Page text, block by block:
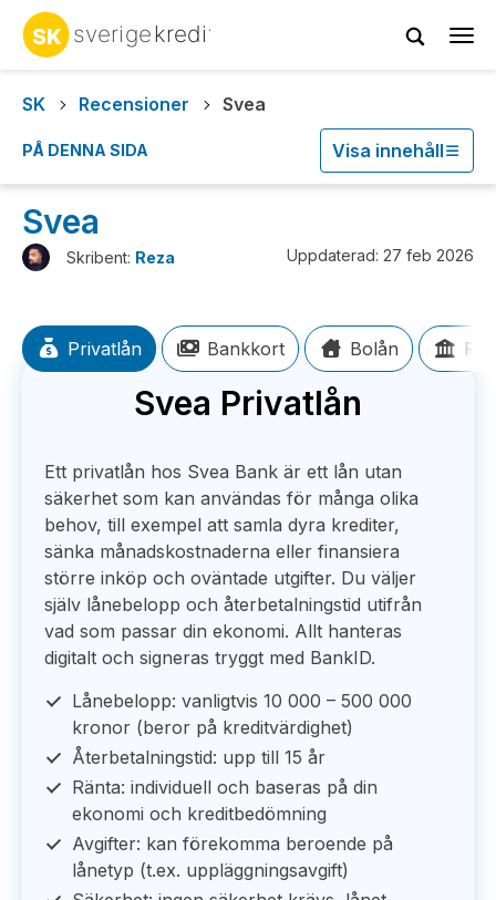
SK
Recensioner Svea
PÅ DENNA SIDA Visa innehåll
Svea
Skribent: Reza Uppdaterad: 27 feb 2026
Privatlån Bankkort Bolån
Svea Privatlån
Ett privatlån hos Svea Bank är ett lån utan
säkerhet som kan användas för många olika
behov, till exempel att samla dyra krediter,
sänka månadskostnaderna eller finansiera
större inköp och oväntade utgifter. Du väljer
själv lånebelopp och återbetalningstid utifrån
vad som passar din ekonomi. Allt hanteras
digitalt och signeras tryggt med BankID.
Lånebelopp: vanligtvis 10 000 – 500 000
kronor (beror på kreditvärdighet)
Återbetalningstid: upp till 15 år
Ränta: individuell och baseras på din
ekonomi och kreditbedömning
Avgifter: kan förekomma beroende på
lånetyp (t.ex. uppläggningsavgift)